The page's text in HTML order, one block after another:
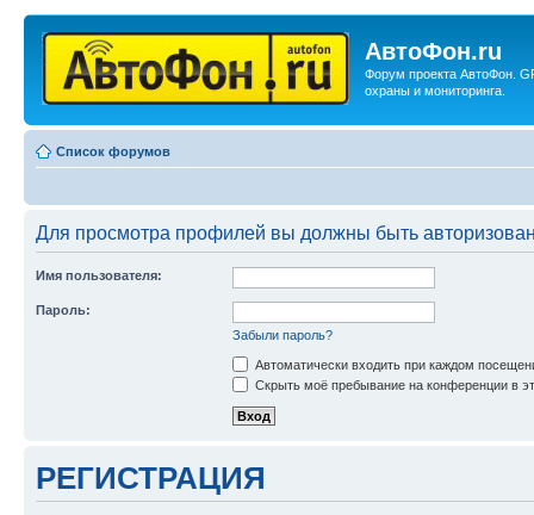
АвтоФон.ru
Форум проекта АвтоФон.
охраны и мониторинга.
Список форумов
Для просмотра профилей вы должны быть
Имя пользователя:
Пароль:
Забыли пароль?
Автоматически входить при каждом
Скрыть моё пребывание на конференции в
РЕГИСТРАЦИЯ